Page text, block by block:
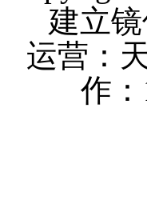
建立
运营：
作